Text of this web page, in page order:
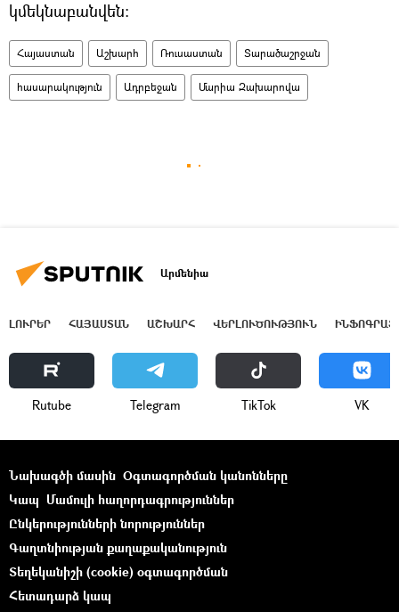
կմեկնաբանվեն։
Հայաստան Աշխարհ Ռուսաստան Տարածաշրջան
հասարակություն Ադրբեջան Մարիա Զախարովա
Արմենիա
ԼՈՒՐԵՐ ՀԱՅԱՍՏԱՆ ԱՇԽԱՐՀ ՎԵՐԼՈՒԾՈՒԹՅՈՒՆ
Rutube Telegram ТikТоk VK
Նախագծի մասին Օգտագործման կանոնները
Կապ Մամուլի հաղորդագրություններ
Ընկերությունների նորություններ
Գաղտնիության քաղաքականություն
Տեղեկանիշի (cookie) օգտագործման
Հետադարձ կապ